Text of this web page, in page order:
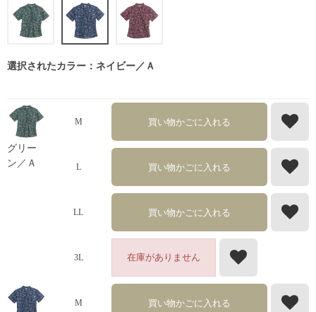
選択されたカラー：ネイビー／Ａ
グリー
ン／Ａ
M 買い物かごに入れる
L 買い物かごに入れる
LL 買い物かごに入れる
3L 在庫がありません
M 買い物かごに入れる